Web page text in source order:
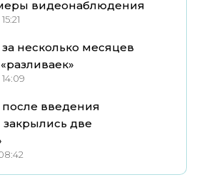
видеонаблюдения
несколько месяцев
после введения
две